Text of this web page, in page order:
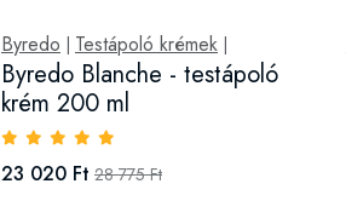
Byredo Testápoló krémek
Byredo Blanche - testápoló
krém 200 ml
23 020 Ft 28 775 Ft